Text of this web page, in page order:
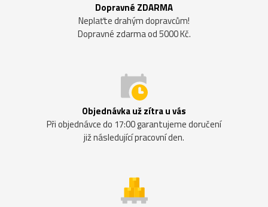
Dopravné ZDARMA
Neplaťte drahým dopravcům!
Dopravné zdarma od 5000 Kč.
Objednávka už zítra u vás
Při objednávce do 17:00 garantujeme doručení
již následující pracovní den.